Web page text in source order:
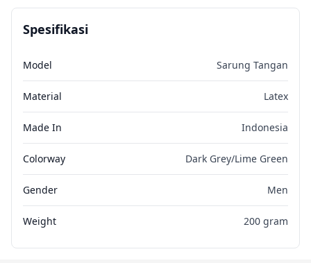
Spesifikasi
Model Sarung Tangan
Material Latex
Made In Indonesia
Colorway Dark Grey/Lime Green
Gender Men
Weight 200 gram